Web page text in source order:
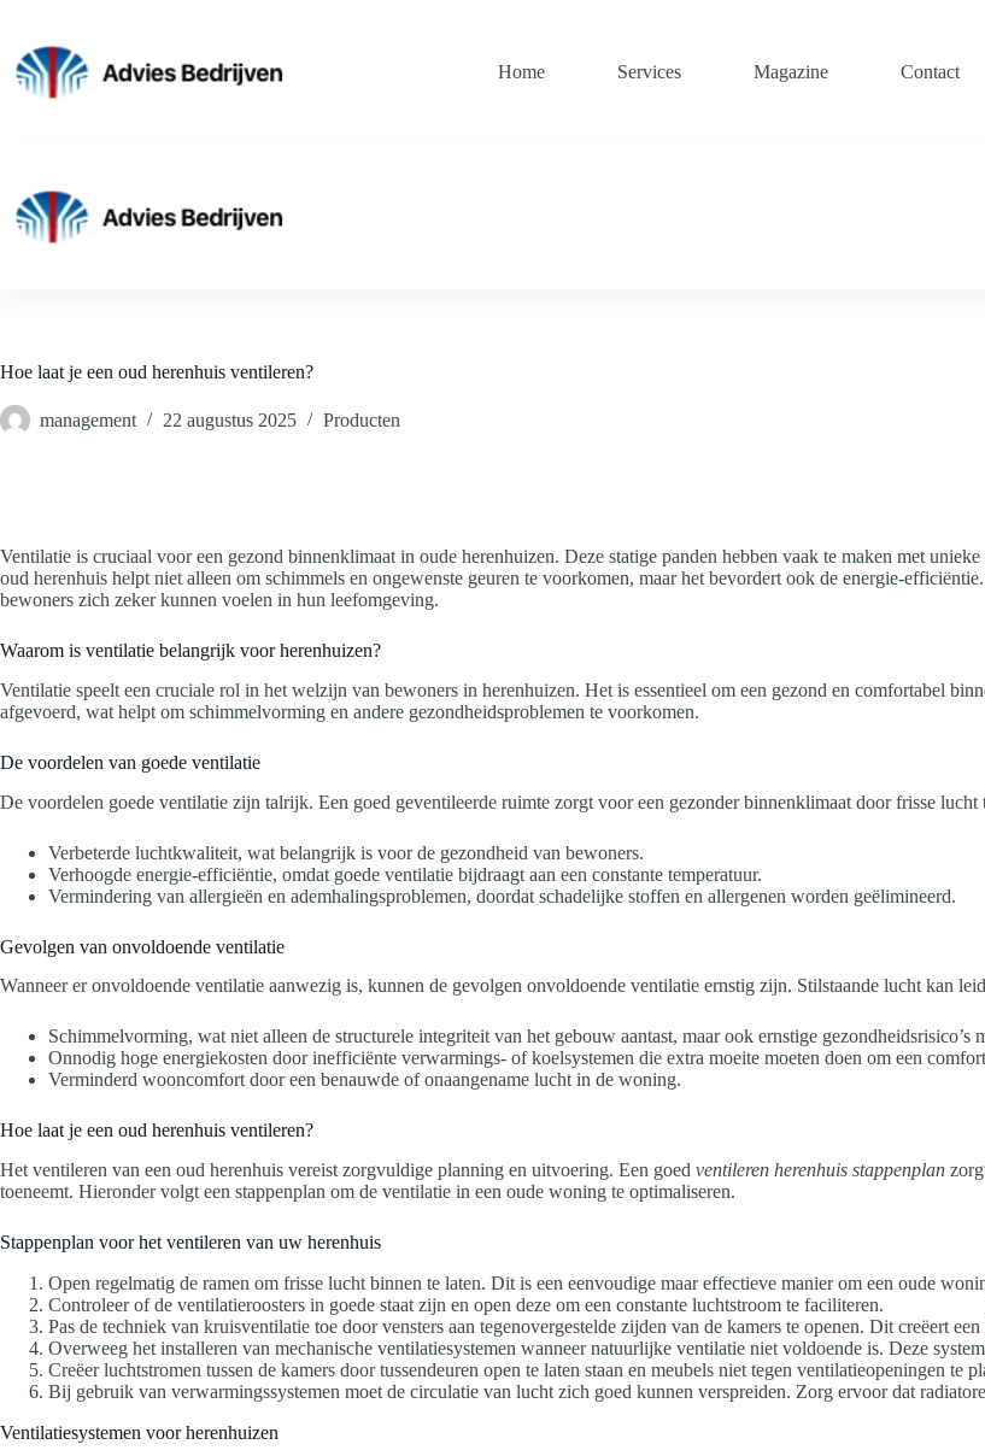
inhoud
Home Services Magazine Contact
Hoe laat je een oud herenhuis ventileren?
management 22 augustus 2025 Producten
Ventilatie is cruciaal voor een gezond binnenklimaat in oude herenhuizen. Deze statige panden hebben vaak te maken met
oud herenhuis helpt niet alleen om schimmels en ongewenste geuren te voorkomen, maar het bevordert ook de energie-
bewoners zich zeker kunnen voelen in hun leefomgeving.
Waarom is ventilatie belangrijk voor herenhuizen?
Ventilatie speelt een cruciale rol in het welzijn van bewoners in herenhuizen. Het is essentieel om een gezond en comfortabel
afgevoerd, wat helpt om schimmelvorming en andere gezondheidsproblemen te voorkomen.
De voordelen van goede ventilatie
De voordelen goede ventilatie zijn talrijk. Een goed geventileerde ruimte zorgt voor een gezonder binnenklimaat door frisse
Verbeterde luchtkwaliteit, wat belangrijk is voor de gezondheid van bewoners.
Verhoogde energie-efficiëntie, omdat goede ventilatie bijdraagt aan een constante temperatuur.
Vermindering van allergieën en ademhalingsproblemen, doordat schadelijke stoffen en allergenen worden geëlimineerd.
Gevolgen van onvoldoende ventilatie
Wanneer er onvoldoende ventilatie aanwezig is, kunnen de gevolgen onvoldoende ventilatie ernstig zijn. Stilstaande lucht kan
Schimmelvorming, wat niet alleen de structurele integriteit van het gebouw aantast, maar ook ernstige gezondheidsrisico’s
Onnodig hoge energiekosten door inefficiënte verwarmings- of koelsystemen die extra moeite moeten doen om een
Verminderd wooncomfort door een benauwde of onaangename lucht in de woning.
Hoe laat je een oud herenhuis ventileren?
Het ventileren van een oud herenhuis vereist zorgvuldige planning en uitvoering. Een goed ventileren herenhuis stappenplan
toeneemt. Hieronder volgt een stappenplan om de ventilatie in een oude woning te optimaliseren.
Stappenplan voor het ventileren van uw herenhuis
Open regelmatig de ramen om frisse lucht binnen te laten. Dit is een eenvoudige maar effectieve manier om een oude
Controleer of de ventilatieroosters in goede staat zijn en open deze om een constante luchtstroom te faciliteren.
Pas de techniek van kruisventilatie toe door vensters aan tegenovergestelde zijden van de kamers te openen. Dit creëert
Overweeg het installeren van mechanische ventilatiesystemen wanneer natuurlijke ventilatie niet voldoende is. Deze
Creëer luchtstromen tussen de kamers door tussendeuren open te laten staan en meubels niet tegen ventilatieopeningen te
Bij gebruik van verwarmingssystemen moet de circulatie van lucht zich goed kunnen verspreiden. Zorg ervoor dat
Ventilatiesystemen voor herenhuizen